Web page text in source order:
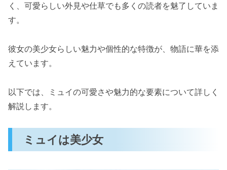
く、可愛らしい外見や仕草でも多くの読者を魅了していま
す。
彼女の美少女らしい魅力や個性的な特徴が、物語に華を添
えています。
以下では、ミュイの可愛さや魅力的な要素について詳しく
解説します。
ミュイは美少女